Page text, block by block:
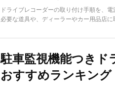
ドライブレコーダーの取り付け手順を、
必要な道具や、ディーラーやカー用品店
駐車監視機能つきド
おすすめランキング